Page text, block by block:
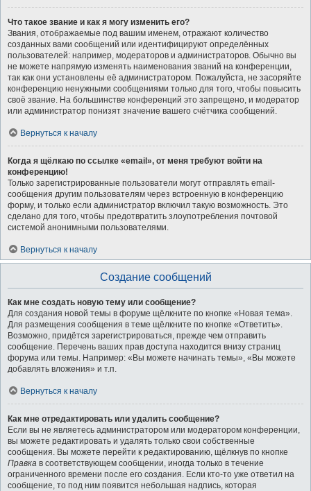
Что такое звание и как я могу изменить его?
Звания, отображаемые под вашим именем, отражают количество
созданных вами сообщений или идентифицируют определённых
пользователей: например, модераторов и администраторов. Обычно вы
не можете напрямую изменять наименования званий на конференции,
так как они установлены её администратором. Пожалуйста, не засоряйте
конференцию ненужными сообщениями только для того, чтобы повысить
своё звание. На большинстве конференций это запрещено, и модератор
или администратор понизят значение вашего счётчика сообщений.
Вернуться к началу
Когда я щёлкаю по ссылке «email», от меня требуют войти на
конференцию!
Только зарегистрированные пользователи могут отправлять email-
сообщения другим пользователям через встроенную в конференцию
форму, и только если администратор включил такую возможность. Это
сделано для того, чтобы предотвратить злоупотребления почтовой
системой анонимными пользователями.
Вернуться к началу
Создание сообщений
Как мне создать новую тему или сообщение?
Для создания новой темы в форуме щёлкните по кнопке «Новая тема».
Для размещения сообщения в теме щёлкните по кнопке «Ответить».
Возможно, придётся зарегистрироваться, прежде чем отправить
сообщение. Перечень ваших прав доступа находится внизу страниц
форума или темы. Например: «Вы можете начинать темы», «Вы можете
добавлять вложения» и т.п.
Вернуться к началу
Как мне отредактировать или удалить сообщение?
Если вы не являетесь администратором или модератором конференции,
вы можете редактировать и удалять только свои собственные
сообщения. Вы можете перейти к редактированию, щёлкнув по кнопке
Правка в соответствующем сообщении, иногда только в течение
ограниченного времени после его создания. Если кто-то уже ответил на
сообщение, то под ним появится небольшая надпись, которая